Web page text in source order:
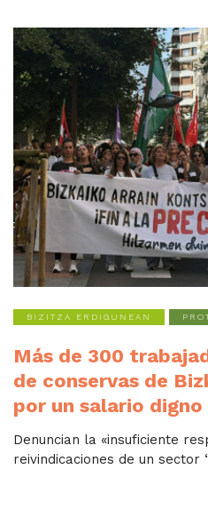
BIZITZA ERDIGUNEAN
Más de 300
de conservas de
por un salario digno
Denuncian la «insuficiente
reivindicaciones de un sector